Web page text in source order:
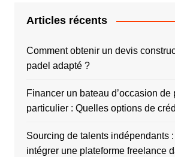
Articles récents
Comment obtenir un devis
padel adapté ?
Financer un bateau d’occasion de
particulier : Quelles options de
Sourcing de talents indépendants
intégrer une plateforme freelance